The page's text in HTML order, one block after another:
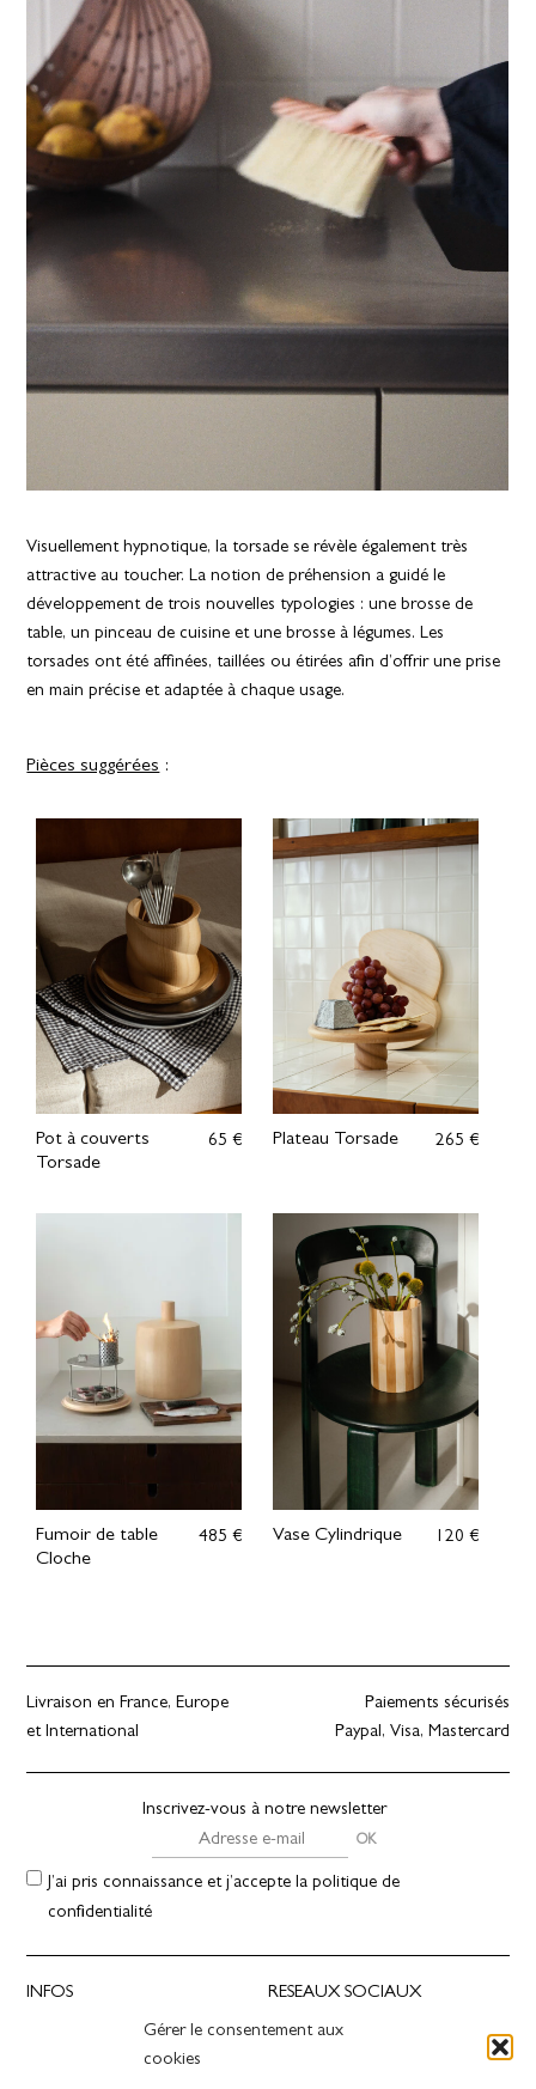
Gérer le consentement aux
cookies
Visuellement hypnotique, la torsade se révèle également très
attractive au toucher. La notion de préhension a guidé le
développement de trois nouvelles typologies : une brosse de
table, un pinceau de cuisine et une brosse à légumes. Les
torsades ont été affinées, taillées ou étirées afin d’offrir une prise
en main précise et adaptée à chaque usage.
Pièces suggérées :
Pot à couverts
Torsade
65 € Plateau Torsade 265 €
Fumoir de table
Cloche
485 € Vase Cylindrique 120 €
INFOS RESEAUX SOCIAUX
Instagram
Livraison en France, Europe
et International
Paiements sécurisés
Paypal, Visa, Mastercard
Inscrivez-vous à notre newsletter
J’ai pris connaissance et j’accepte la politique de
confidentialité